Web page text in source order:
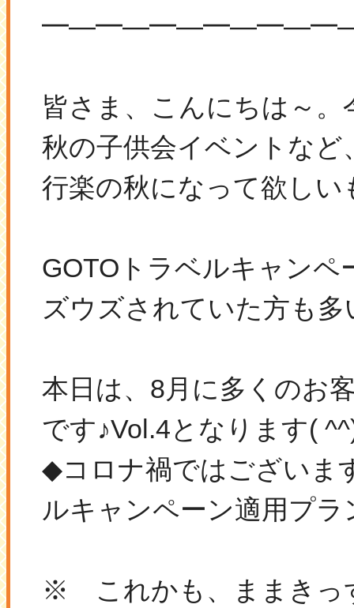
━―━―━―━―━―━
皆さま、こんにちは～
秋の子供会イベントな
行楽の秋になって欲しい
GOTOトラベルキャンペ
ズウズされていた方も
本日は、8月に多くのお
です♪Vol.4となります(
◆コロナ禍ではございま
ルキャンペーン適用プ
※ これかも、ままきっ